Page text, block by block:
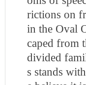
rictions on
in the Oval
caped from
divided
s stands